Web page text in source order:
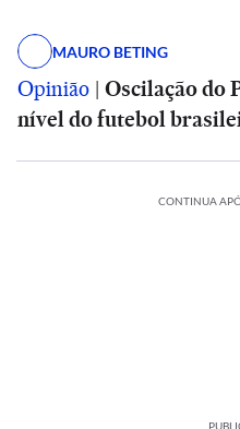
MAURO BETING
Opinião | Oscilação do
nível do futebol
CONTINUA